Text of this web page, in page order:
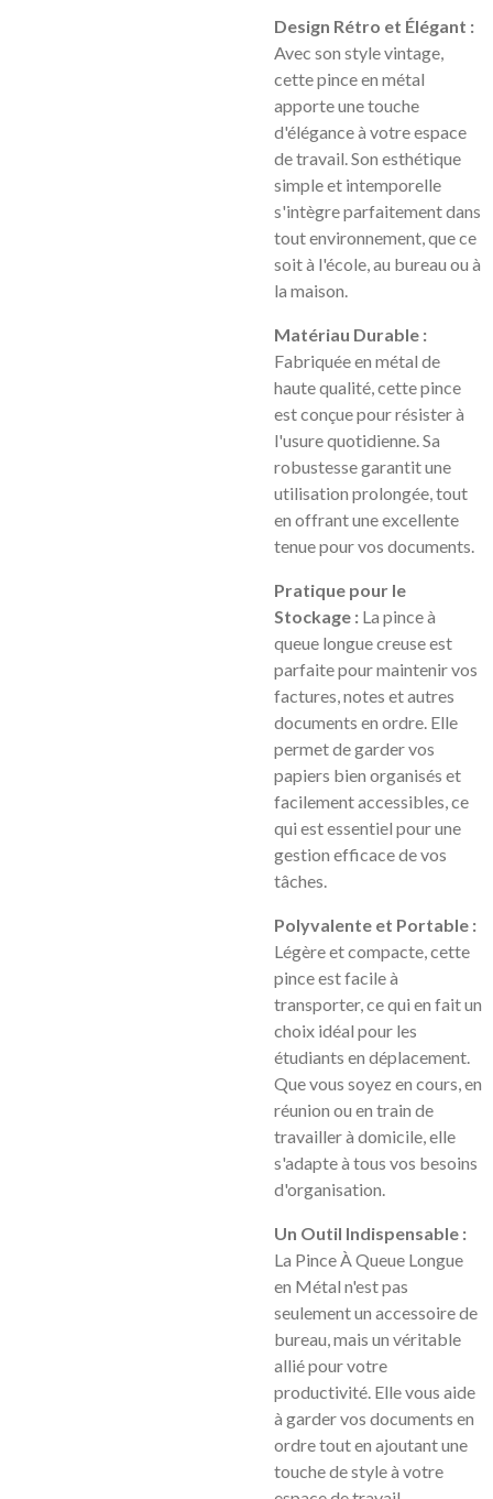
Design Rétro et Élégant :
Avec son style vintage,
cette pince en métal
apporte une touche
d'élégance à votre espace
de travail. Son esthétique
simple et intemporelle
s'intègre parfaitement dans
tout environnement, que ce
soit à l'école, au bureau ou à
la maison.
Matériau Durable :
Fabriquée en métal de
haute qualité, cette pince
est conçue pour résister à
l'usure quotidienne. Sa
robustesse garantit une
utilisation prolongée, tout
en offrant une excellente
tenue pour vos documents.
Pratique pour le
Stockage : La pince à
queue longue creuse est
parfaite pour maintenir vos
factures, notes et autres
documents en ordre. Elle
permet de garder vos
papiers bien organisés et
facilement accessibles, ce
qui est essentiel pour une
gestion efficace de vos
tâches.
Polyvalente et Portable :
Légère et compacte, cette
pince est facile à
transporter, ce qui en fait un
choix idéal pour les
étudiants en déplacement.
Que vous soyez en cours, en
réunion ou en train de
travailler à domicile, elle
s'adapte à tous vos besoins
d'organisation.
Un Outil Indispensable :
La Pince À Queue Longue
en Métal n'est pas
seulement un accessoire de
bureau, mais un véritable
allié pour votre
productivité. Elle vous aide
à garder vos documents en
ordre tout en ajoutant une
touche de style à votre